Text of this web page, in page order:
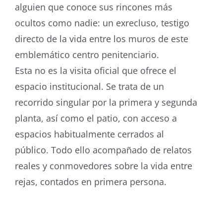
alguien que conoce sus rincones más
ocultos como nadie: un exrecluso, testigo
directo de la vida entre los muros de este
emblemático centro penitenciario.
Esta no es la visita oficial que ofrece el
espacio institucional. Se trata de un
recorrido singular por la primera y segunda
planta, así como el patio, con acceso a
espacios habitualmente cerrados al
público. Todo ello acompañado de relatos
reales y conmovedores sobre la vida entre
rejas, contados en primera persona.